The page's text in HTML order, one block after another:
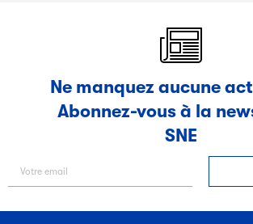
Ne manquez aucune
Abonnez-vous à la
SNE